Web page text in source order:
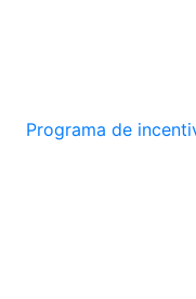
Programa de